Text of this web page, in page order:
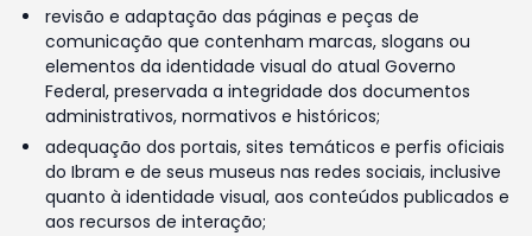
revisão e adaptação das páginas e peças de
comunicação que contenham marcas, slogans ou
elementos da identidade visual do atual Governo
Federal, preservada a integridade dos documentos
administrativos, normativos e históricos;
adequação dos portais, sites temáticos e perfis oficiais
do Ibram e de seus museus nas redes sociais, inclusive
quanto à identidade visual, aos conteúdos publicados e
aos recursos de interação;